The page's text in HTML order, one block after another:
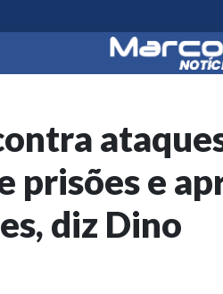
prisões e
diz Dino